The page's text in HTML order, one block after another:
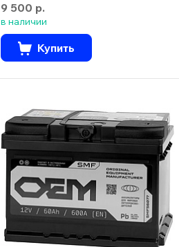
9 500 р.
в наличии
Купить